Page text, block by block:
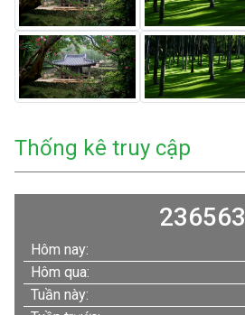
Thống kê truy cập
236563
Hôm nay:
Hôm qua:
Tuần này: